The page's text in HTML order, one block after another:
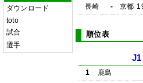
ダウンロード
toto
試合
選手
長崎
- 京都
順位表
J1
1 鹿島